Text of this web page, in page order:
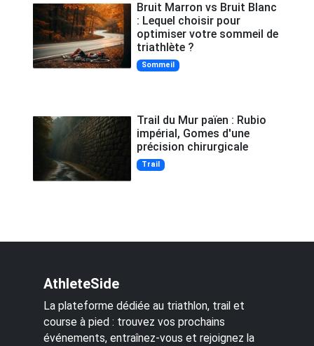
Bruit Marron vs Bruit Blanc
: Lequel choisir pour
optimiser votre sommeil de
triathlète ?
Sommeil
Trail du Mur païen : Rubio
impérial, Gomes d'une
précision chirurgicale
Trail
AthleteSide
La plateforme dédiée au triathlon, trail et
course à pied : trouvez vos prochains
événements, entraînez-vous et rejoignez la